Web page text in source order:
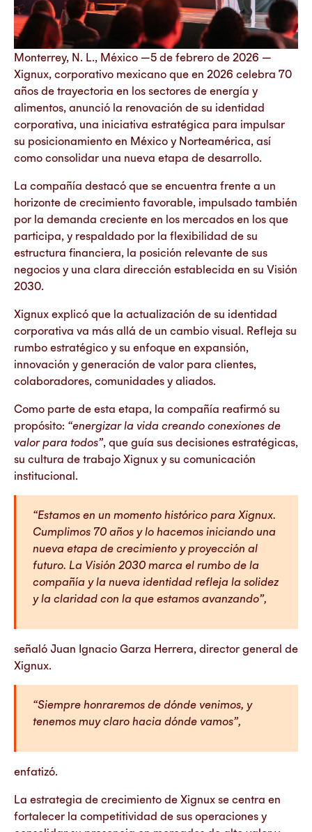
Monterrey, N. L., México —5 de febrero de 2026 —
Xignux, corporativo mexicano que en 2026 celebra 70
años de trayectoria en los sectores de energía y
alimentos, anunció la renovación de su identidad
corporativa, una iniciativa estratégica para impulsar
su posicionamiento en México y Norteamérica, así
como consolidar una nueva etapa de desarrollo.
La compañía destacó que se encuentra frente a un
horizonte de crecimiento favorable, impulsado también
por la demanda creciente en los mercados en los que
participa, y respaldado por la flexibilidad de su
estructura financiera, la posición relevante de sus
negocios y una clara dirección establecida en su Visión
2030.
Xignux explicó que la actualización de su identidad
corporativa va más allá de un cambio visual. Refleja su
rumbo estratégico y su enfoque en expansión,
innovación y generación de valor para clientes,
colaboradores, comunidades y aliados.
Como parte de esta etapa, la compañía reafirmó su
propósito: “energizar la vida creando conexiones de
valor para todos”, que guía sus decisiones estratégicas,
su cultura de trabajo Xignux y su comunicación
institucional.
“Estamos en un momento histórico para Xignux.
Cumplimos 70 años y lo hacemos iniciando una
nueva etapa de crecimiento y proyección al
futuro. La Visión 2030 marca el rumbo de la
compañía y la nueva identidad refleja la solidez
y la claridad con la que estamos avanzando”,
señaló Juan Ignacio Garza Herrera, director general de
Xignux.
“Siempre honraremos de dónde venimos, y
tenemos muy claro hacia dónde vamos”,
enfatizó.
La estrategia de crecimiento de Xignux se centra en
fortalecer la competitividad de sus operaciones y